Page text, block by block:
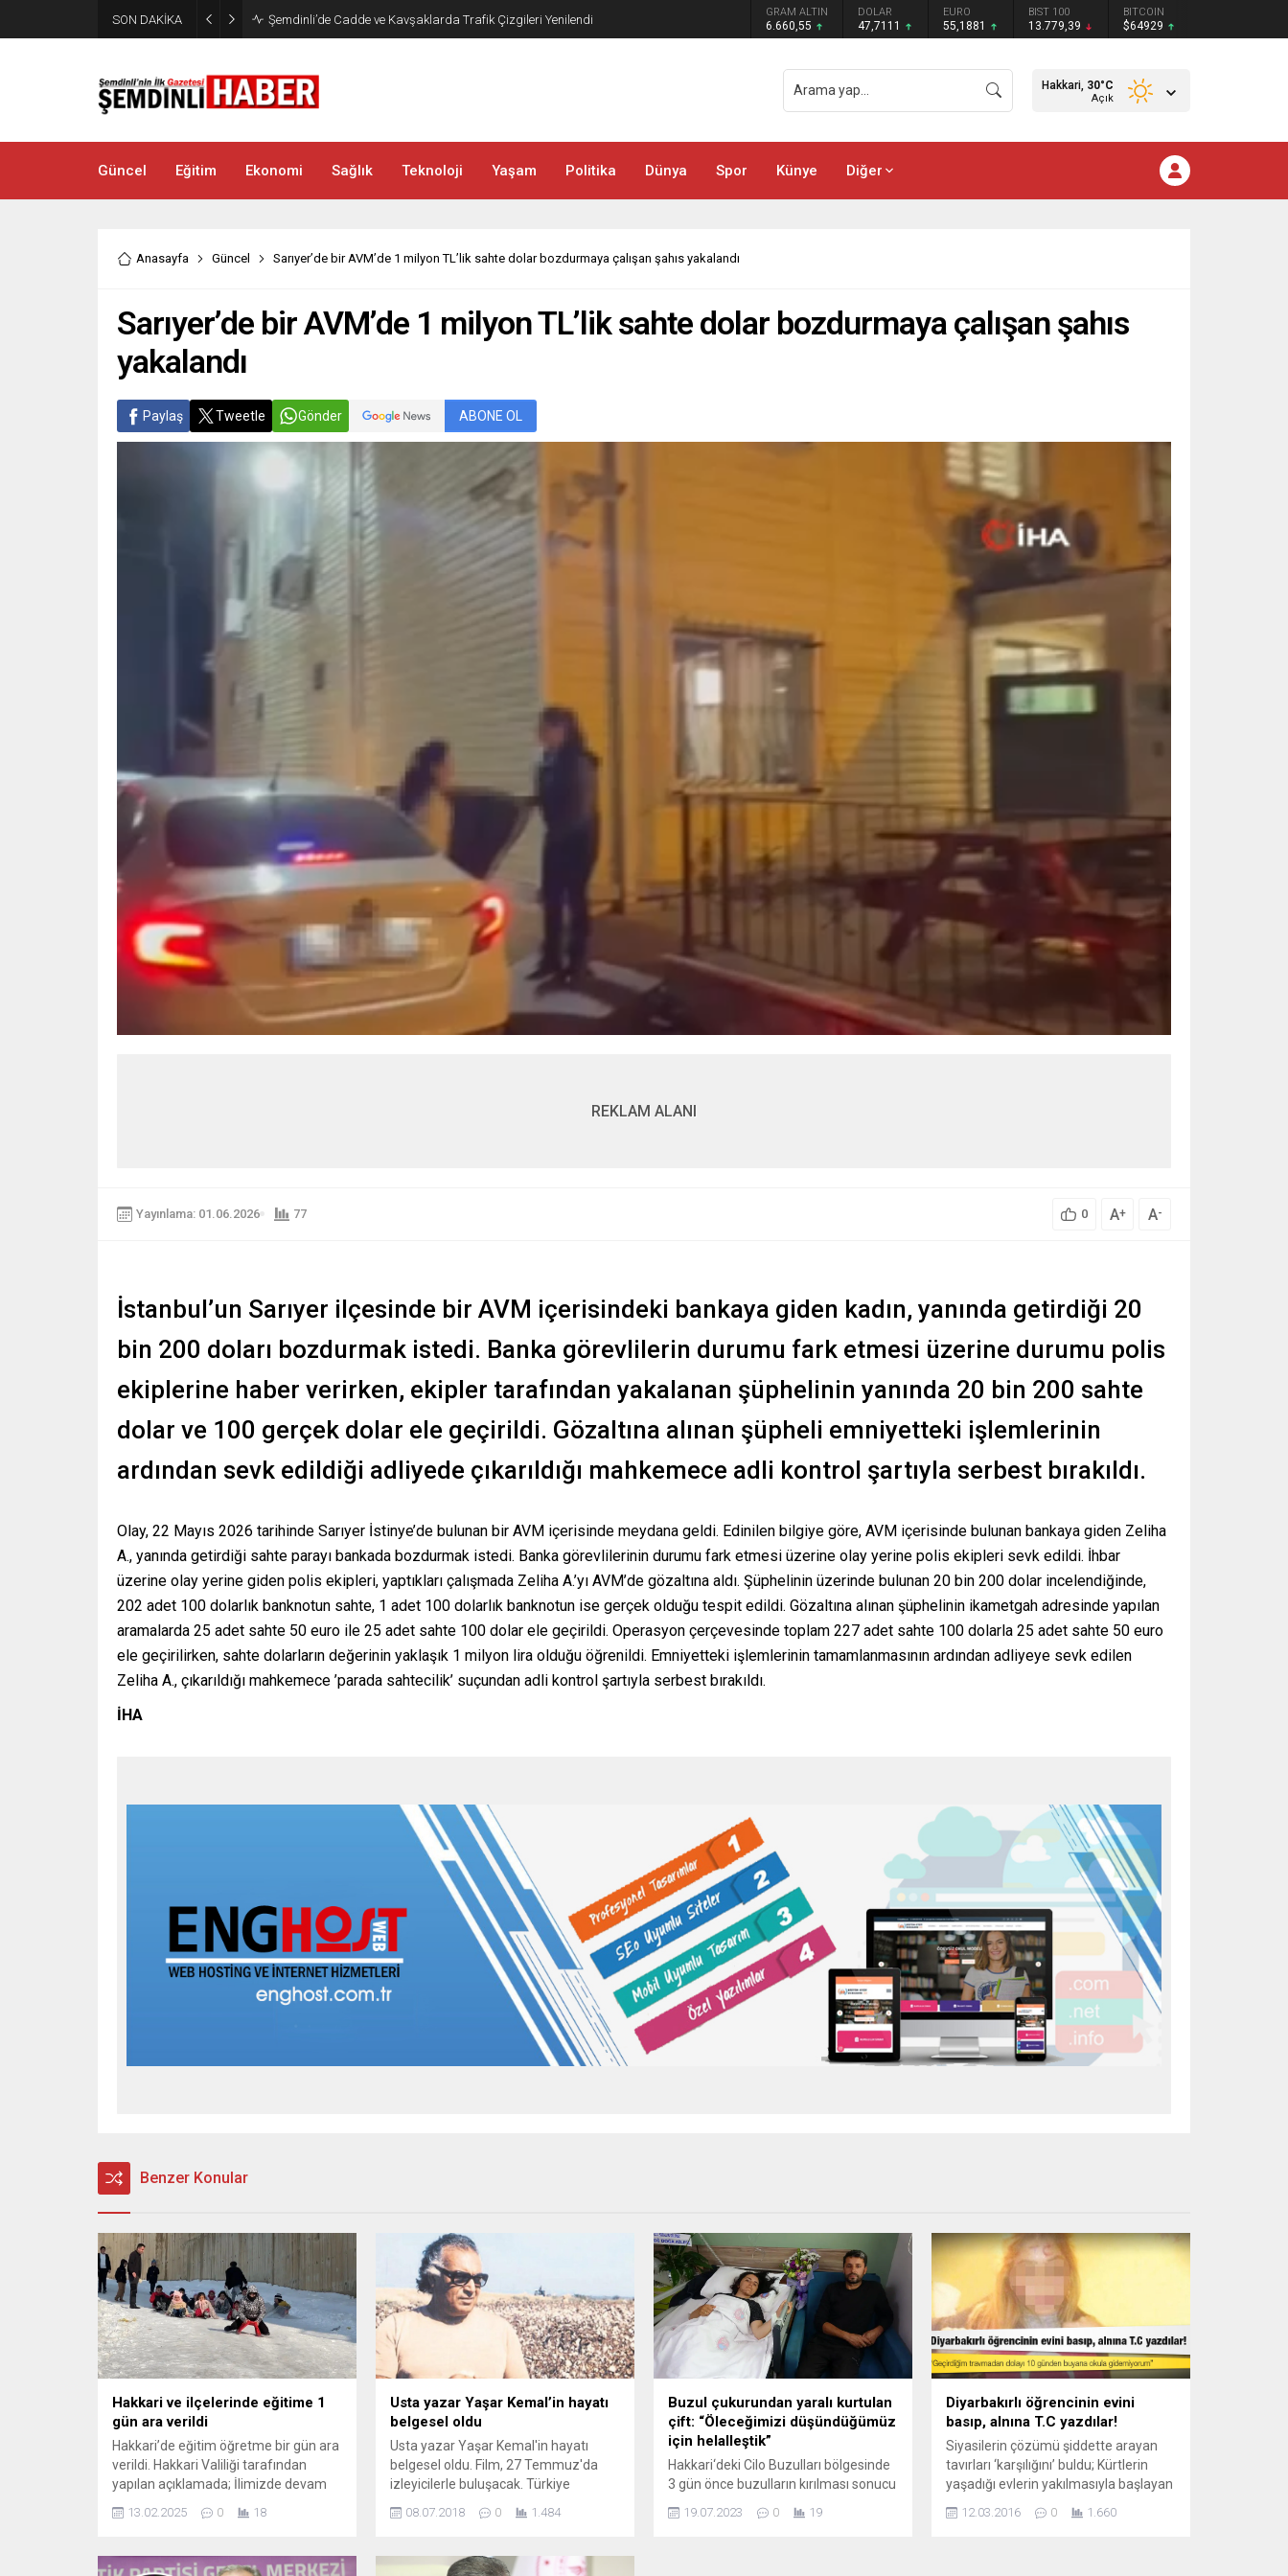
SON DAKİKA Şemdinli’de Cadde ve Kavşaklarda Trafik Çizgileri Yenilendi GRAM ALTIN
6.660,55
DOLAR
47,7111
EURO
55,1881
BIST 100
13.779,39
BITCOIN
$64929
Hakkari, 30°C
Açık
Güncel Eğitim Ekonomi Sağlık Teknoloji Yaşam Politika Dünya Spor Künye Diğer
Anasayfa Güncel Sarıyer’de bir AVM’de 1 milyon TL’lik sahte dolar bozdurmaya çalışan şahıs yakalandı
Sarıyer’de bir AVM’de 1 milyon TL’lik sahte dolar bozdurmaya çalışan şahıs
yakalandı
Paylaş Tweetle Gönder ABONE OL
REKLAM ALANI
Yayınlama: 01.06.2026 77 0 A+ A-
İstanbul’un Sarıyer ilçesinde bir AVM içerisindeki bankaya giden kadın, yanında getirdiği 20
bin 200 doları bozdurmak istedi. Banka görevlilerin durumu fark etmesi üzerine durumu polis
ekiplerine haber verirken, ekipler tarafından yakalanan şüphelinin yanında 20 bin 200 sahte
dolar ve 100 gerçek dolar ele geçirildi. Gözaltına alınan şüpheli emniyetteki işlemlerinin
ardından sevk edildiği adliyede çıkarıldığı mahkemece adli kontrol şartıyla serbest bırakıldı.
Olay, 22 Mayıs 2026 tarihinde Sarıyer İstinye’de bulunan bir AVM içerisinde meydana geldi. Edinilen bilgiye göre, AVM içerisinde bulunan bankaya giden Zeliha
A., yanında getirdiği sahte parayı bankada bozdurmak istedi. Banka görevlilerinin durumu fark etmesi üzerine olay yerine polis ekipleri sevk edildi. İhbar
üzerine olay yerine giden polis ekipleri, yaptıkları çalışmada Zeliha A.’yı AVM’de gözaltına aldı. Şüphelinin üzerinde bulunan 20 bin 200 dolar incelendiğinde,
202 adet 100 dolarlık banknotun sahte, 1 adet 100 dolarlık banknotun ise gerçek olduğu tespit edildi. Gözaltına alınan şüphelinin ikametgah adresinde yapılan
aramalarda 25 adet sahte 50 euro ile 25 adet sahte 100 dolar ele geçirildi. Operasyon çerçevesinde toplam 227 adet sahte 100 dolarla 25 adet sahte 50 euro
ele geçirilirken, sahte dolarların değerinin yaklaşık 1 milyon lira olduğu öğrenildi. Emniyetteki işlemlerinin tamamlanmasının ardından adliyeye sevk edilen
Zeliha A., çıkarıldığı mahkemece ’parada sahtecilik’ suçundan adli kontrol şartıyla serbest bırakıldı.
İHA
Benzer Konular
Hakkari ve ilçelerinde eğitime 1
gün ara verildi
Hakkari’de eğitim öğretme bir gün ara
verildi. Hakkari Valiliği tarafından
yapılan açıklamada; İlimizde devam
eden yoğun kar yağışlarından dolayı
karayolu ulaşımında oluşabilecek çığ,
diğer hususlar da göz önünde
13.02.2025 0 18
Usta yazar Yaşar Kemal’in hayatı
belgesel oldu
Usta yazar Yaşar Kemal'in hayatı
belgesel oldu. Film, 27 Temmuz'da
izleyicilerle buluşacak. Türkiye
edebiyat tarihinin en önemli
isimlerinden Yaşar Kemal’in hayatını
belgeseli çekildi. Belgesel 27
08.07.2018 0 1.484
Buzul çukurundan yaralı kurtulan
çift: “Öleceğimizi düşündüğümüz
için helalleştik”
Hakkari‘deki Cilo Buzulları bölgesinde
3 gün önce buzulların kırılması sonucu
düştükleri çukurdan yaralı olarak
kurtarılan Avcu çifti yaşadıkları korku
19.07.2023 0 19
Diyarbakırlı öğrencinin evini
basıp, alnına T.C yazdılar!
Siyasilerin çözümü şiddette arayan
tavırları ‘karşılığını’ buldu; Kürtlerin
yaşadığı evlerin yakılmasıyla başlayan
süreç ‘evde bayraklı işkence’ ile
devam ediyor. Çınarcık Meslek Yüksek
12.03.2016 0 1.660